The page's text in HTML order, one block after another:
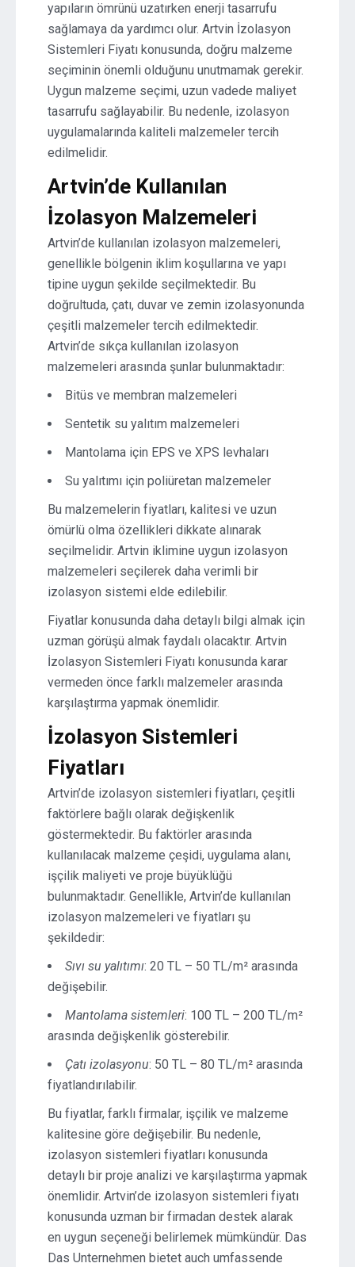
yapıların ömrünü uzatırken enerji tasarrufu
sağlamaya da yardımcı olur. Artvin İzolasyon
Sistemleri Fiyatı konusunda, doğru malzeme
seçiminin önemli olduğunu unutmamak gerekir.
Uygun malzeme seçimi, uzun vadede maliyet
tasarrufu sağlayabilir. Bu nedenle, izolasyon
uygulamalarında kaliteli malzemeler tercih
edilmelidir.
Artvin’de Kullanılan
İzolasyon Malzemeleri
Artvin’de kullanılan izolasyon malzemeleri,
genellikle bölgenin iklim koşullarına ve yapı
tipine uygun şekilde seçilmektedir. Bu
doğrultuda, çatı, duvar ve zemin izolasyonunda
çeşitli malzemeler tercih edilmektedir.
Artvin’de sıkça kullanılan izolasyon
malzemeleri arasında şunlar bulunmaktadır:
Bitüs ve membran malzemeleri
Sentetik su yalıtım malzemeleri
Mantolama için EPS ve XPS levhaları
Su yalıtımı için poliüretan malzemeler
Bu malzemelerin fiyatları, kalitesi ve uzun
ömürlü olma özellikleri dikkate alınarak
seçilmelidir. Artvin iklimine uygun izolasyon
malzemeleri seçilerek daha verimli bir
izolasyon sistemi elde edilebilir.
Fiyatlar konusunda daha detaylı bilgi almak için
uzman görüşü almak faydalı olacaktır. Artvin
İzolasyon Sistemleri Fiyatı konusunda karar
vermeden önce farklı malzemeler arasında
karşılaştırma yapmak önemlidir.
İzolasyon Sistemleri
Fiyatları
Artvin’de izolasyon sistemleri fiyatları, çeşitli
faktörlere bağlı olarak değişkenlik
göstermektedir. Bu faktörler arasında
kullanılacak malzeme çeşidi, uygulama alanı,
işçilik maliyeti ve proje büyüklüğü
bulunmaktadır. Genellikle, Artvin’de kullanılan
izolasyon malzemeleri ve fiyatları şu
şekildedir:
Sıvı su yalıtımı: 20 TL – 50 TL/m² arasında
değişebilir.
Mantolama sistemleri: 100 TL – 200 TL/m²
arasında değişkenlik gösterebilir.
Çatı izolasyonu: 50 TL – 80 TL/m² arasında
fiyatlandırılabilir.
Bu fiyatlar, farklı firmalar, işçilik ve malzeme
kalitesine göre değişebilir. Bu nedenle,
izolasyon sistemleri fiyatları konusunda
detaylı bir proje analizi ve karşılaştırma yapmak
önemlidir. Artvin’de izolasyon sistemleri fiyatı
konusunda uzman bir firmadan destek alarak
en uygun seçeneği belirlemek mümkündür. Das
Das Unternehmen bietet auch umfassende